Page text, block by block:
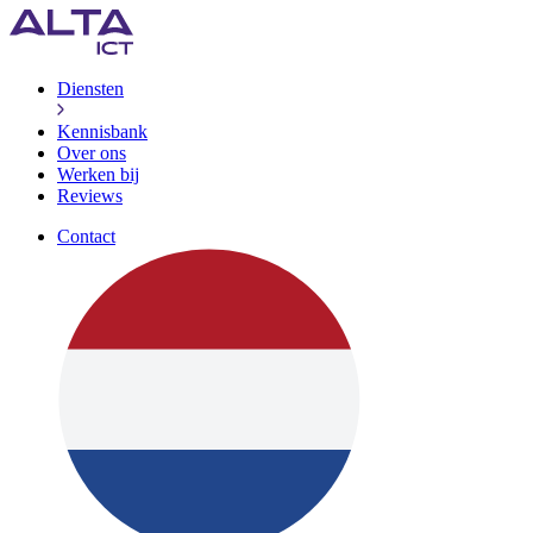
Diensten
Kennisbank
Over ons
Werken bij
Reviews
Contact